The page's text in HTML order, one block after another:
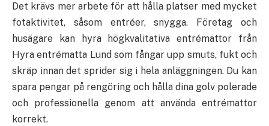
Det krävs mer arbete för att hålla platser med mycket
fotaktivitet, såsom entréer, snygga. Företag och
husägare kan hyra högkvalitativa entrémattor från
Hyra entrématta Lund som fångar upp smuts, fukt och
skräp innan det sprider sig i hela anläggningen. Du kan
spara pengar på rengöring och hålla dina golv polerade
och professionella genom att använda entrémattor
korrekt.